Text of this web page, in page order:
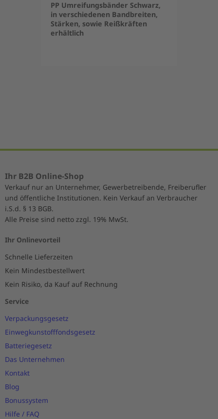
PP Umreifungsbänder Schwarz,
in verschiedenen Bandbreiten,
Stärken, sowie Reißkräften
erhältlich
Ihr B2B Online-Shop
Verkauf nur an Unternehmer, Gewerbetreibende, Freiberufler
und öffentliche Institutionen. Kein Verkauf an Verbraucher
i.S.d. § 13 BGB.
Alle Preise sind netto zzgl. 19% MwSt.
Ihr Onlinevorteil
Schnelle Lieferzeiten
Kein Mindestbestellwert
Kein Risiko, da Kauf auf Rechnung
Service
Verpackungsgesetz
Einwegkunstofffondsgesetz
Batteriegesetz
Das Unternehmen
Kontakt
Blog
Bonussystem
Hilfe / FAQ